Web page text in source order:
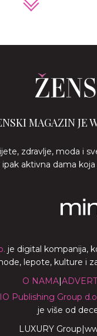
MAGAZIN JE
zdravlje, moda i
aktivna dama
je digital kompanija,
lepote, kulture i
O NAMA|
Publishing Group
je više od
LUXURY Group|